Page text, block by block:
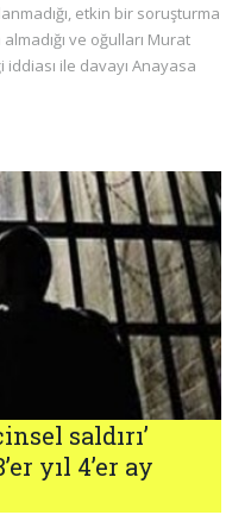
etkin bir soruşturma
ve oğulları Murat
iddiası ile davayı Anayasa
saldırı’
yıl 4’er ay